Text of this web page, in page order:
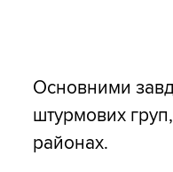
Основними
штурмових
районах.